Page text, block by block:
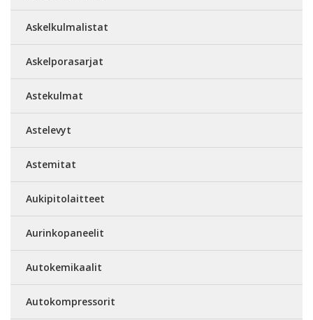
Askelkulmalistat
Askelporasarjat
Astekulmat
Astelevyt
Astemitat
Aukipitolaitteet
Aurinkopaneelit
Autokemikaalit
Autokompressorit